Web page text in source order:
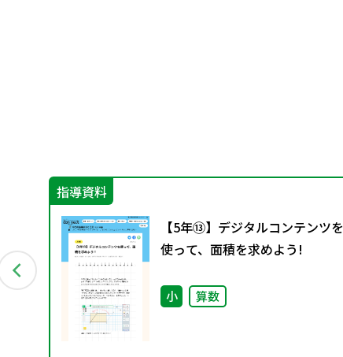
指導資料
【5年⑬】デジタルコンテンツを
使って、面積を求めよう!
小 算数